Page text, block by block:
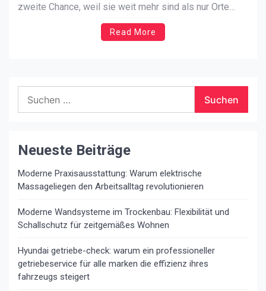
zweite Chance, weil sie weit mehr sind als nur Orte
zum Einkaufen. Sie sind Herzstücke der
Nachbarschaften, Orte des Austauschs und tragen
Read More
nach:
Neueste Beiträge
Moderne Praxisausstattung: Warum elektrische
Massageliegen den Arbeitsalltag revolutionieren
Moderne Wandsysteme im Trockenbau: Flexibilität und
Schallschutz für zeitgemäßes Wohnen
Hyundai getriebe-check: warum ein professioneller
getriebeservice für alle marken die effizienz ihres
fahrzeugs steigert